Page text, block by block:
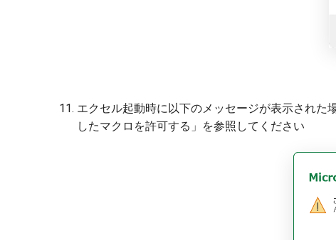
エクセル起動時に以下のメッセージが表示された
したマクロを許可する」を参照してください